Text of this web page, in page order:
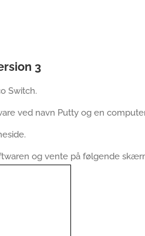
3
Switch.
ved navn Putty og en
og vente på følgende